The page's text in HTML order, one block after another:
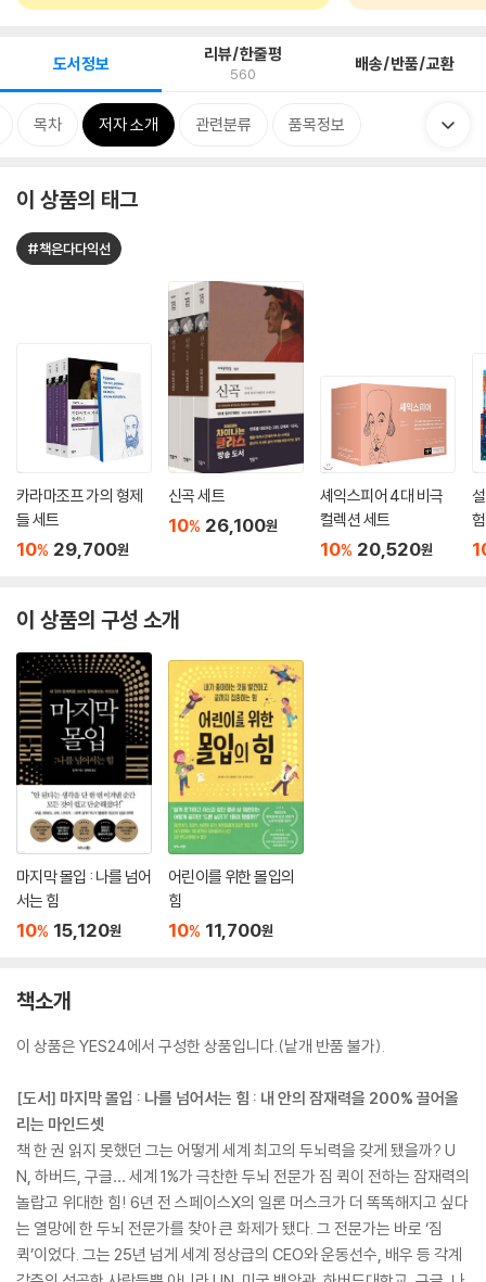
도서정보 리뷰/한줄평
560 배송/반품/교환
목차 저자 소개 관련분류 품목정보
이 상품의 태그
#책은다다익선
카라마조프 가의 형제
들 세트
10% 29,700원
신곡 세트
10% 26,100원
셰익스피어 4대 비극
컬렉션 세트
10% 20,520원
트
이 상품의 구성 소개
마지막 몰입 : 나를 넘어
서는 힘
10% 15,120원
어린이를 위한 몰입의
힘
10% 11,700원
책소개
이 상품은 YES24에서 구성한 상품입니다.(낱개 반품 불가).
[도서] 마지막 몰입 : 나를 넘어서는 힘 : 내 안의 잠재력을 200% 끌어올
리는 마인드셋
책 한 권 읽지 못했던 그는 어떻게 세계 최고의 두뇌력을 갖게 됐을까? U
N, 하버드, 구글… 세계 1%가 극찬한 두뇌 전문가 짐 퀵이 전하는 잠재력의
놀랍고 위대한 힘! 6년 전 스페이스X의 일론 머스크가 더 똑똑해지고 싶다
는 열망에 한 두뇌 전문가를 찾아 큰 화제가 됐다. 그 전문가는 바로 ‘짐
퀵’이었다. 그는 25년 넘게 세계 정상급의 CEO와 운동선수, 배우 등 각계